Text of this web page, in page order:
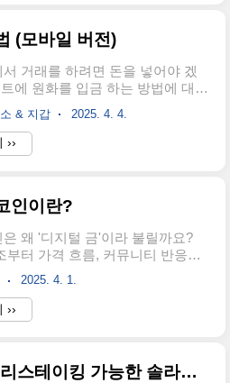
금액이 준비되어 있어야 합니다.
에 300만원이 있어야겠죠. 그리고
케이뱅크 계좌가 연동이 되어있어
. 준비가 되었다면 아래의 순서 대
. 모바일에서도 입금 방법은 동일
(모바일 버전)
서 거래를 하려면 돈을 넣어야 겠
에 원화를 입금 하는 방법에 대해
습니다. 1단계: 업비트 계정 및 케
좌 준비먼저 업비트 계정이 필요
직 계정이 없다면 업비트 웹사이
을 통해 간편하게 가입할 수 있습
이뱅크 계좌 개설 및 연동업비트
뱅크 계좌를 통해서만 원화 입출
합니다. 케이뱅크 계좌가 없다면
앱을 다운로드하여 비대면 계좌
행해야 합니다. 개설 후 업비트 앱
뱅크 계좌를 연동하는 절차를 거
& 지갑 2025. 4. 4.
››
인이란?
은 왜 '디지털 금'이라 불릴까요?
부터 가격 흐름, 커뮤니티 반응까
인의 모든 것을 정리했습니다암호
비트코인이란?비트코인은 2009
나카모토라는 가명의 개발자가
계 최초의 블록체인 기반 암호화
관 없이 개인 간 직접 송금이 가
2025. 4. 1.
››
솔레이어코인이란? 리스테이킹 가능한 솔라나 기반 레이어2 블록체인